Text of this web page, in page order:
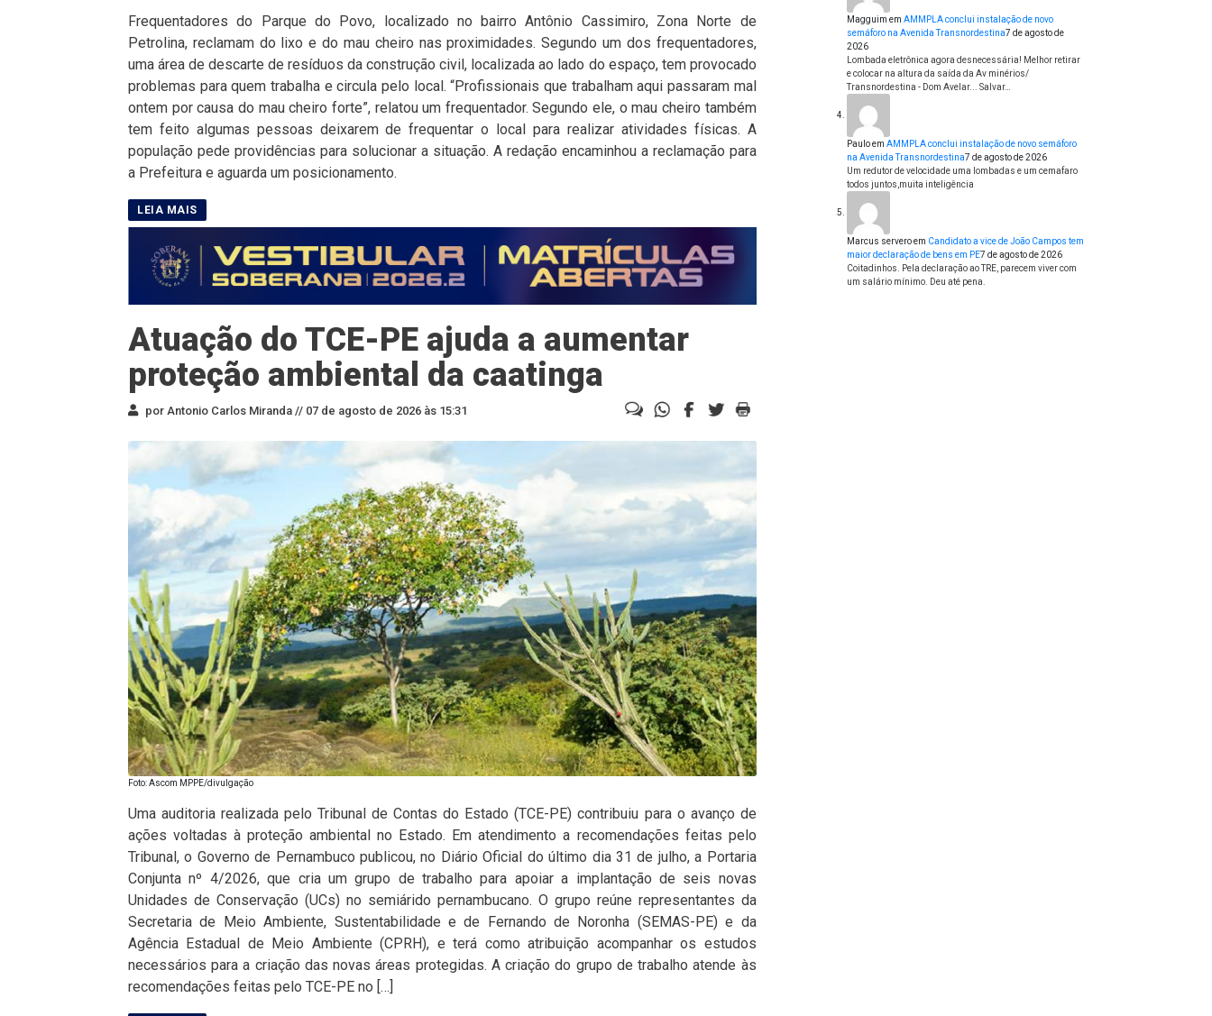
Frequentadores do Parque do Povo, localizado no bairro Antônio Cassimiro, Zona Norte de
Petrolina, reclamam do lixo e do mau cheiro nas proximidades. Segundo um dos frequentadores,
uma área de descarte de resíduos da construção civil, localizada ao lado do espaço, tem provocado
problemas para quem trabalha e circula pelo local. “Profissionais que trabalham aqui passaram mal
ontem por causa do mau cheiro forte”, relatou um frequentador. Segundo ele, o mau cheiro também
tem feito algumas pessoas deixarem de frequentar o local para realizar atividades físicas. A
população pede providências para solucionar a situação. A redação encaminhou a reclamação para
a Prefeitura e aguarda um posicionamento.
Atuação do TCE-PE ajuda a aumentar
proteção ambiental da caatinga
por Antonio Carlos Miranda // 07 de agosto de 2026 às 15:31
Foto: Ascom MPPE/divulgação
Uma auditoria realizada pelo Tribunal de Contas do Estado (TCE-PE) contribuiu para o avanço de
ações voltadas à proteção ambiental no Estado. Em atendimento a recomendações feitas pelo
Tribunal, o Governo de Pernambuco publicou, no Diário Oficial do último dia 31 de julho, a Portaria
Conjunta nº 4/2026, que cria um grupo de trabalho para apoiar a implantação de seis novas
Unidades de Conservação (UCs) no semiárido pernambucano. O grupo reúne representantes da
Secretaria de Meio Ambiente, Sustentabilidade e de Fernando de Noronha (SEMAS-PE) e da
Agência Estadual de Meio Ambiente (CPRH), e terá como atribuição acompanhar os estudos
necessários para a criação das novas áreas protegidas. A criação do grupo de trabalho atende às
recomendações feitas pelo TCE-PE no […]
Magguim em AMMPLA conclui instalação de novo
semáforo na Avenida Transnordestina7 de agosto de
2026
Lombada eletrônica agora desnecessária! Melhor retirar
e colocar na altura da saída da Av minérios/
Transnordestina - Dom Avelar... Salvar…
Pauloem AMMPLA conclui instalação de novo semáforo
na Avenida Transnordestina7 de agosto de 2026
Um redutor de velocidade uma lombadas e um cemafaro
todos juntos,muita inteligência
Marcus serveroem Candidato a vice de João Campos tem
maior declaração de bens em PE7 de agosto de 2026
Coitadinhos. Pela declaração ao TRE, parecem viver com
um salário mínimo. Deu até pena.